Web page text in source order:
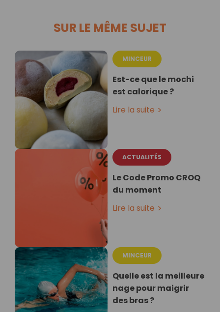
SUR LE MÊME SUJET
MINCEUR
Est-ce que le mochi
est calorique ?
Lire la suite
ACTUALITÉS
Le Code Promo CROQ
du moment
Lire la suite
MINCEUR
Quelle est la meilleure
nage pour maigrir
des bras ?